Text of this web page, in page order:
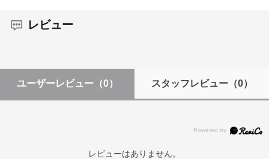
レビュー
ユーザーレビュー （0） スタッフレビュー（0）
レビューはありません。